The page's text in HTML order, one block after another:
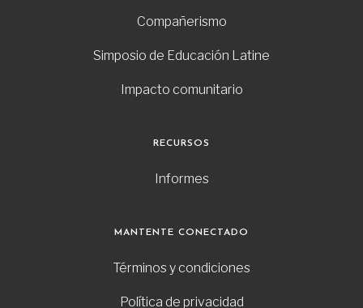
Compañerismo
Simposio de Educación Latine
Impacto comunitario
RECURSOS
Informes
MANTENTE CONECTADO
Términos y condiciones
Política de privacidad